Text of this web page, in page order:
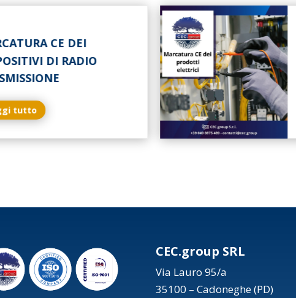
CE DEI
DI RADIO
CEC.group SRL
Via Lauro 95/a
35100 – Cadoneghe (PD)